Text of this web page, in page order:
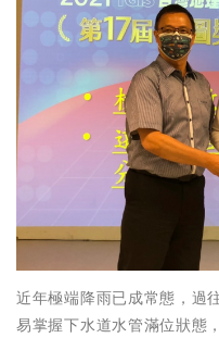
近年極端降雨已成常態，過
易掌握下水道水管滿位狀態